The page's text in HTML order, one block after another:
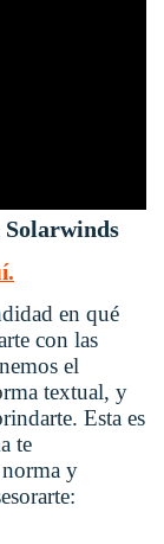
en qué
con las
el
textual, y
Esta es
te
norma y